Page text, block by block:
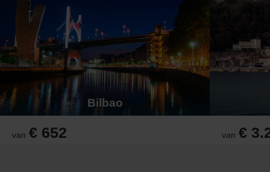
Bilbao
van € 652 van €